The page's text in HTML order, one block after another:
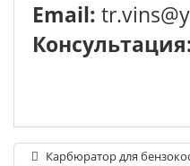
Email:
Карбюратор для